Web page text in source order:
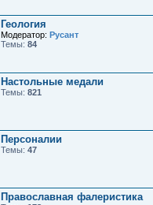
Геология
Модератор: Русант
Темы: 84
Настольные медали
Темы: 821
Персоналии
Темы: 47
Православная фалеристика